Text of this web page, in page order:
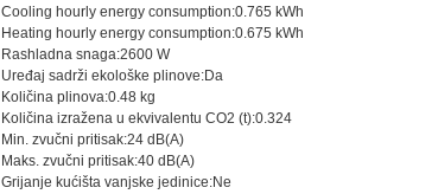
Cooling hourly energy consumption:0.765 kWh
Heating hourly energy consumption:0.675 kWh
Rashladna snaga:2600 W
Uređaj sadrži ekološke plinove:Da
Količina plinova:0.48 kg
Količina izražena u ekvivalentu CO2 (t):0.324
Min. zvučni pritisak:24 dB(A)
Maks. zvučni pritisak:40 dB(A)
Grijanje kućišta vanjske jedinice:Ne